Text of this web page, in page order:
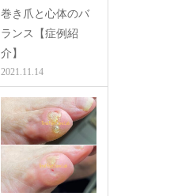
巻き爪と心体のバ
ランス【症例紹
介】
2021.11.14